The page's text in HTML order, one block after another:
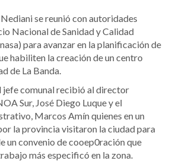
se reunió con autoridades
Nacional de Sanidad y Calidad
para avanzar en la planificación de
habiliten la creación de un centro
de La Banda.
jefe comunal recibió al director
Sur, José Diego Luque y el
Marcos Amín quienes en un
la provincia visitaron la ciudad para
un convenio de cooep0ración que
más especificó en la zona.